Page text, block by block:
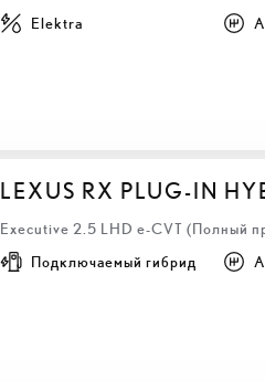
Elektra
LEXUS RX PLUG-IN
Executive 2.5 LHD e-CVT (Полный
Подключаемый гибрид